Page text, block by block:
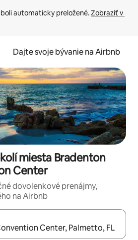
automaticky preložené. Zobraziť v
Dajte svoje bývanie na Airbnb
miesta Bradenton
Center
dovolenkové prenájmy,
na Airbnb
dispozícii, môžete si ich prechádzať